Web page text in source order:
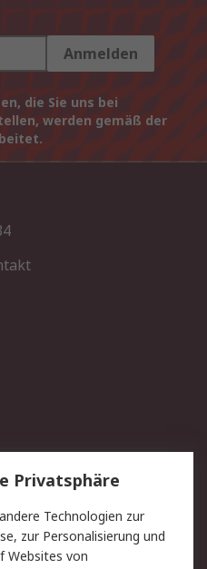
Anmelden
die Sie uns bei
werden gemäß der
Lieferlösungen
Kontakt
Privatkunden
Privatsphäre
Technologien zur
zur Personalisierung und
Websites von